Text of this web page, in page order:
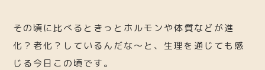
その頃に比べるときっとホルモンや体質などが進
化？老化？しているんだな〜と、生理を通じても感
じる今日この頃です。